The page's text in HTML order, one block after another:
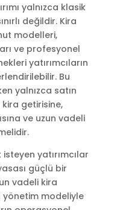
yalnızca klasik
değildir. Kira
modelleri,
ve profesyonel
yatırımcıların
Bu
yalnızca satın
getirisine,
ve uzun vadeli
yatırımcılar
güçlü bir
vadeli kira
modeliyle